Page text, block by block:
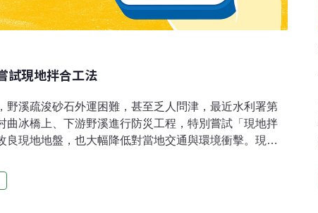
試現地拌合工法
野溪疏浚砂石外運困難，甚至乏人問津，最近水利署第
曲冰橋上、下游野溪進行防災工程，特別嘗試「現地拌
良現地地盤，也大幅降低對當地交通與環境衝擊。現場
拌合工法」新工法，則是利用河道整理的土石，在現場
合，回填於開挖的溝槽，取代原有疏鬆的河床地盤，達